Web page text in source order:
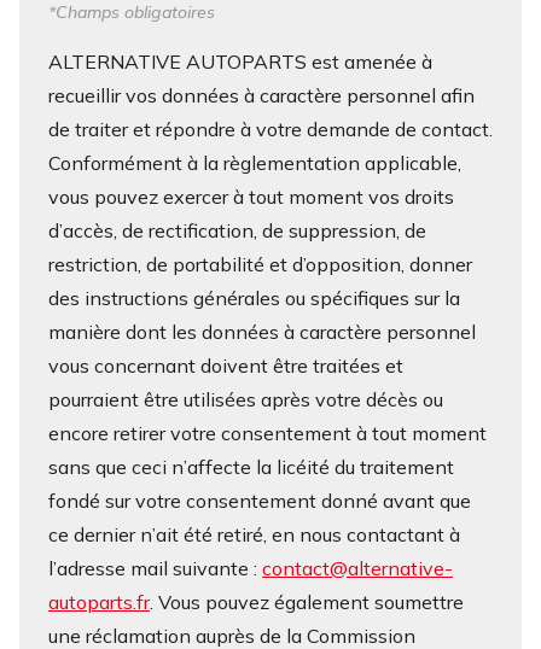
*Champs obligatoires
ALTERNATIVE AUTOPARTS est amenée à
recueillir vos données à caractère personnel afin
de traiter et répondre à votre demande de contact.
Conformément à la règlementation applicable,
vous pouvez exercer à tout moment vos droits
d’accès, de rectification, de suppression, de
restriction, de portabilité et d’opposition, donner
des instructions générales ou spécifiques sur la
manière dont les données à caractère personnel
vous concernant doivent être traitées et
pourraient être utilisées après votre décès ou
encore retirer votre consentement à tout moment
sans que ceci n’affecte la licéité du traitement
fondé sur votre consentement donné avant que
ce dernier n’ait été retiré, en nous contactant à
l’adresse mail suivante : contact@alternative-
autoparts.fr. Vous pouvez également soumettre
une réclamation auprès de la Commission